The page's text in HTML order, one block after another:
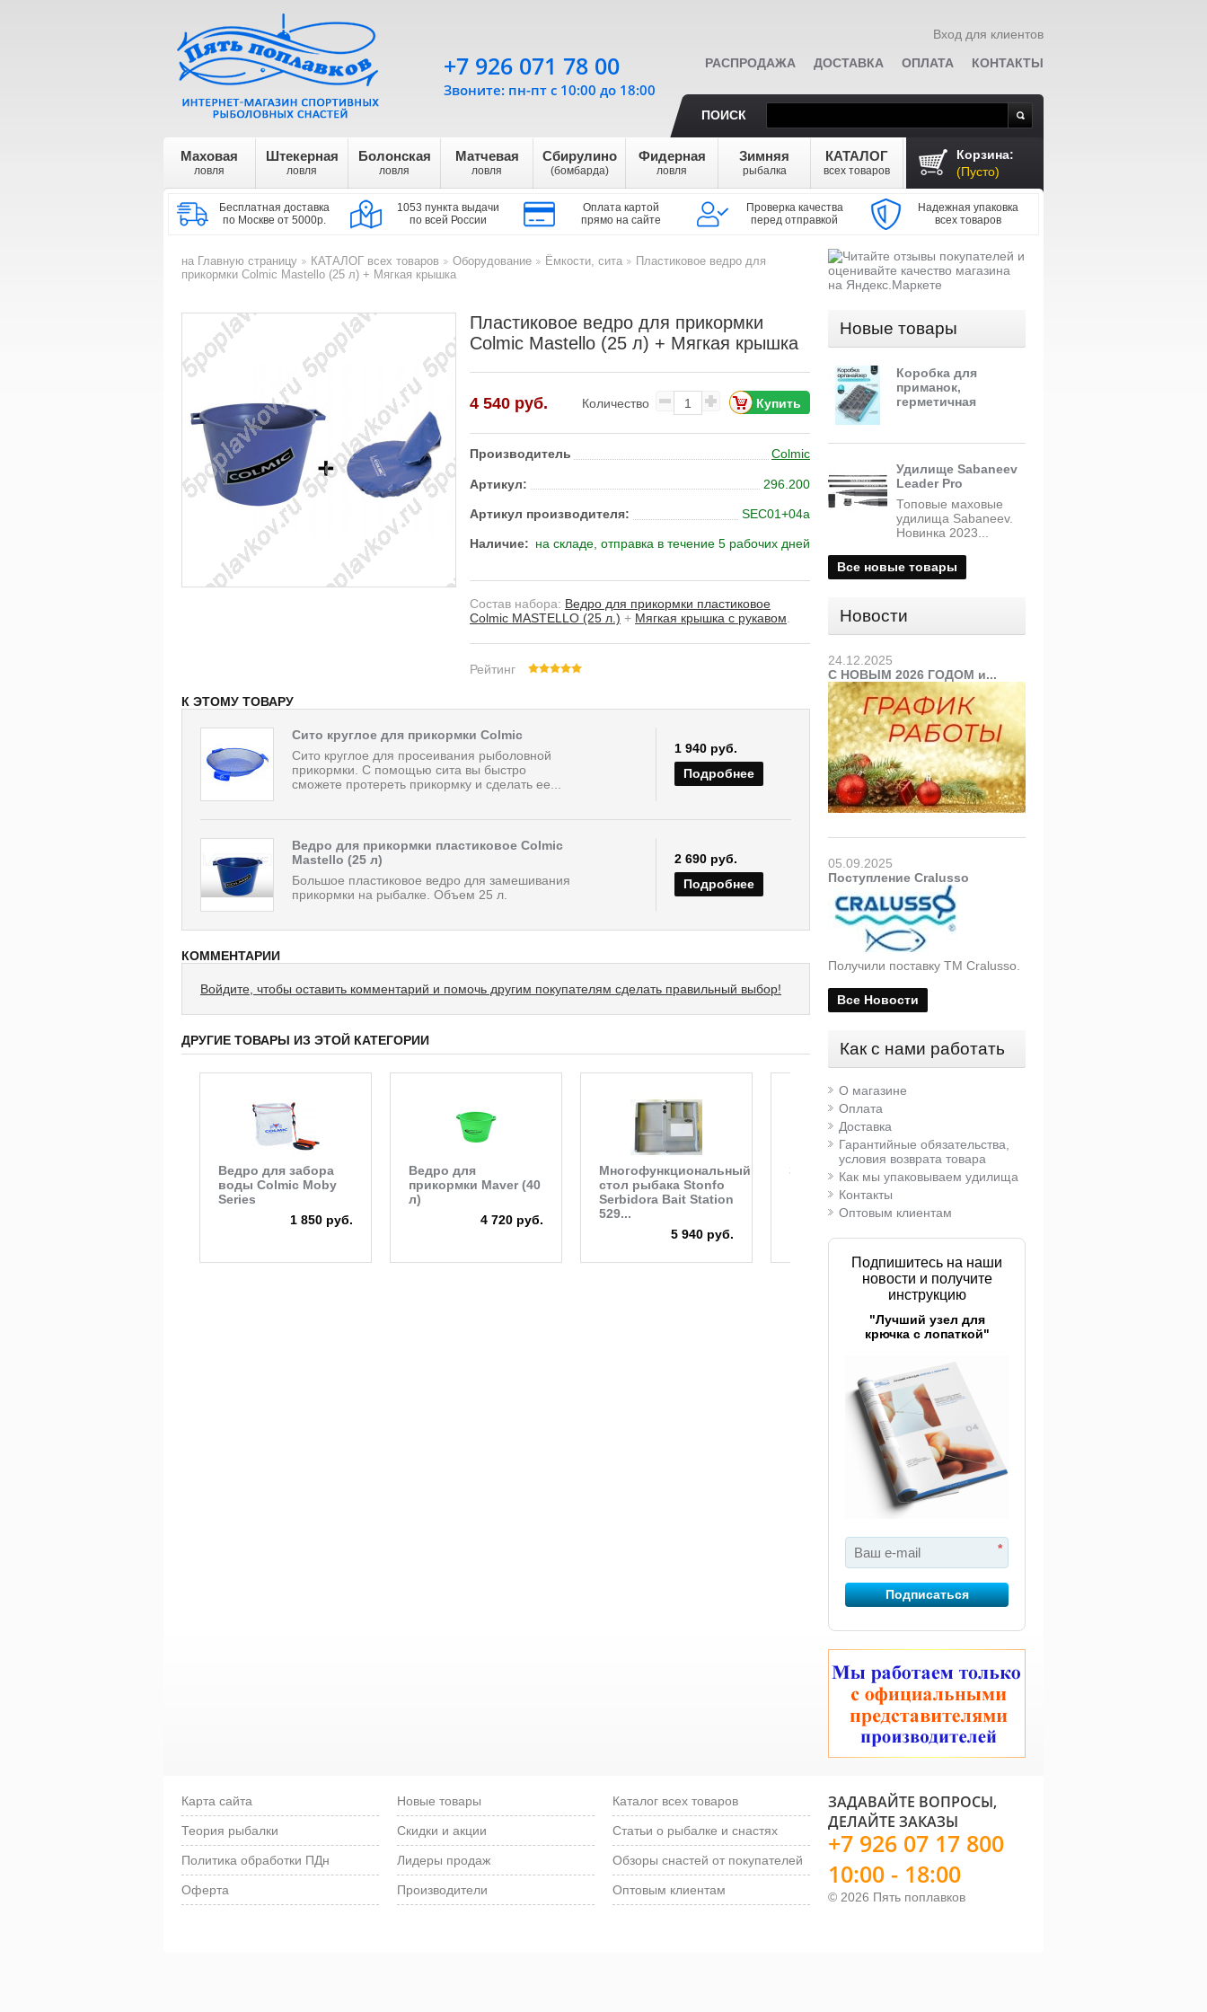
Вход для клиентов
Корзина:
(Пусто)
РАСПРОДАЖА ДОСТАВКА ОПЛАТА КОНТАКТЫ
ПОИСК
Маховая
ловля
Штекерная
ловля
Болонская
ловля
Матчевая
ловля
Сбирулино
(бомбарда)
Фидерная
ловля
Зимняя
рыбалка
КАТАЛОГ
всех товаров
Бесплатная доставка
по Москве от 5000р.
1053 пункта выдачи
по всей России
Оплата картой
прямо на сайте
Проверка качества
перед отправкой
Надежная упаковка
всех товаров
+7 926 071 78 00
Звоните: пн-пт с 10:00 до 18:00
на Главную страницу
>
КАТАЛОГ всех товаров
>
Оборудование
Ёмкости, сита
Пластиковое ведро для
прикормки Colmic Mastello (25 л) + Мягкая крышка
Пластиковое ведро для прикормки
Colmic Mastello (25 л) + Мягкая крышка
4 540 руб. Количество
Производитель Colmic
Артикул: 296.200
Артикул производителя: SEC01+04a
Наличие: на складе, отправка в течение 5 рабочих дней
Состав набора: Ведро для прикормки пластиковое
Colmic MASTELLO (25 л.) + Мягкая крышка c рукавом
Рейтинг
К ЭТОМУ ТОВАРУ
Сито круглое для прикормки Colmic
Сито круглое для просеивания рыболовной
прикормки. С помощью сита вы быстро
сможете протереть прикормку и сделать ее...
1 940 руб.
Подробнее
Ведро для прикормки пластиковое Colmic
Mastello (25 л)
Большое пластиковое ведро для замешивания
прикормки на рыбалке. Объем 25 л.
2 690 руб.
Подробнее
КОММЕНТАРИИ
Войдите, чтобы оставить комментарий и помочь другим покупателям сделать правильный выбор!
ДРУГИЕ ТОВАРЫ ИЗ ЭТОЙ КАТЕГОРИИ
Ведро для забора
воды Colmic Moby
Series
1 850 руб.
Ведро для
прикормки Maver (40
л)
4 720 руб.
Многофункциональный
стол рыбака Stonfo
Serbidora Bait Station
529...
5 940 руб.
Зонт на столик для
насадки Stonfo
Colmic Competition
Новые товары
Коробка для
приманок,
герметичная
Удилище Sabaneev
Leader Pro
Топовые маховые
удилища Sabaneev.
Новинка 2023...
Все новые товары
Новости
24.12.2025
С НОВЫМ 2026 ГОДОМ и...
05.09.2025
Поступление Cralusso
Получили поставку ТМ Cralusso.
Все Новости
Как с нами работать
О магазине
Оплата
Доставка
Гарантийные обязательства,
условия возврата товара
Как мы упаковываем удилища
Контакты
Оптовым клиентам
Подпишитесь на наши
новости и получите
инструкцию
"Лучший узел для
крючка с лопаткой"
*
Подписаться
Карта сайта
Теория рыбалки
Политика обработки ПДн
Оферта
Новые товары
Скидки и акции
Лидеры продаж
Производители
Каталог всех товаров
Статьи о рыбалке и снастях
Обзоры снастей от покупателей
Оптовым клиентам © 2026 Пять поплавков
ЗАДАВАЙТЕ ВОПРОСЫ,
ДЕЛАЙТЕ ЗАКАЗЫ
+7 926 07 17 800
10:00 - 18:00